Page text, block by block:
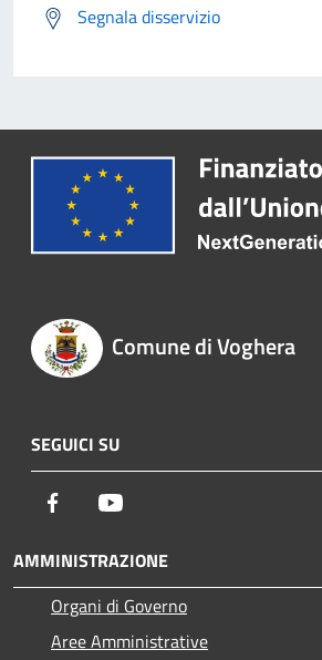
Segnala disservizio
Comune di Voghera
SEGUICI SU
Facebook
AMMINISTRAZIONE
Organi di Governo
Aree Amministrative